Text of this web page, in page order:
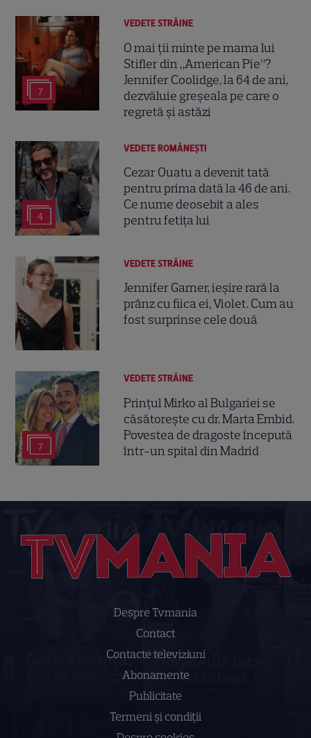
7
VEDETE STRĂINE
O mai ții minte pe mama lui
Stifler din „American Pie”?
Jennifer Coolidge, la 64 de ani,
dezvăluie greșeala pe care o
regretă și astăzi
4
VEDETE ROMÂNEŞTI
Cezar Ouatu a devenit tată
pentru prima dată la 46 de ani.
Ce nume deosebit a ales
pentru fetița lui
VEDETE STRĂINE
Jennifer Garner, ieșire rară la
prânz cu fiica ei, Violet. Cum au
fost surprinse cele două
7
VEDETE STRĂINE
Prințul Mirko al Bulgariei se
căsătorește cu dr. Marta Embid.
Povestea de dragoste începută
într-un spital din Madrid
Despre Tvmania
Contact
Contacte televiziuni
Abonamente
Publicitate
Termeni și condiții